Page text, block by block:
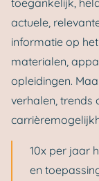
actuele,
informatie op
materialen,
opleidingen.
verhalen, trends
10x per jaar
en